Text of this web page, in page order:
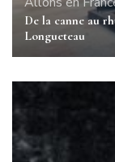
De la canne au
Longueteau